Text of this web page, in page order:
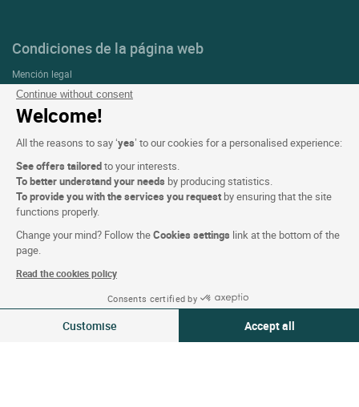
Continue without consent
Welcome!
All the reasons to say ‘yes’ to our cookies for a personalised experience:
See offers tailoredto your interests.
To better understand your needs by producing statistics.
To provide you with the services you request by ensuring that the site
functions properly.
Change your mind? Follow theCookies settings link at the bottom of the
page.
Read the cookies policy
Consents certified by
Customise Accept all
08-09 Ago 2026
2 viajeros | 1 habitación
Condiciones de la página web
Mención legal
Protección de datos personales (RGPD)
Configuración de las cookies
CGV
Asistencia
Mapa del sitio
Créditos
fotografías
Síguenos